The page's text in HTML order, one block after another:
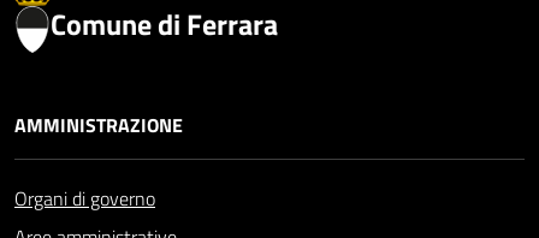
Comune di Ferrara
AMMINISTRAZIONE
Organi di governo